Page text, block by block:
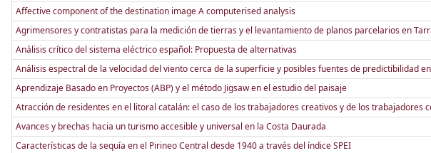
Affective component of the destination image A computerised analysis
Agrimensores y contratistas para la medición de tierras y el levantamiento de planos parcelarios en
Análisis crítico del sistema eléctrico español: Propuesta de alternativas
Análisis espectral de la velocidad del viento cerca de la superficie y posibles fuentes de predictibilidad
Aprendizaje Basado en Proyectos (ABP) y el método Jigsaw en el estudio del paisaje
Atracción de residentes en el litoral catalán: el caso de los trabajadores creativos y de los trabajadores
Avances y brechas hacia un turismo accesible y universal en la Costa Daurada
Características de la sequía en el Pirineo Central desde 1940 a través del índice SPEI